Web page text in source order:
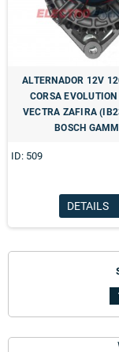
ALTERNADOR 12V
CORSA
VECTRA ZAFIRA
BOSCH
ID: 509
DETAILS